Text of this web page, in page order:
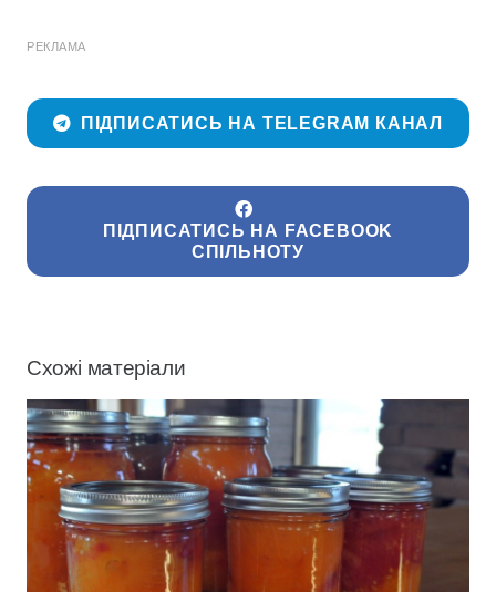
РЕКЛАМА
ПІДПИСАТИСЬ НА TELEGRAM КАНАЛ
ПІДПИСАТИСЬ НА FACEBOOK
СПІЛЬНОТУ
Схожі матеріали